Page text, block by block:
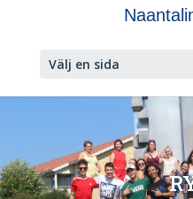
Välj en sida